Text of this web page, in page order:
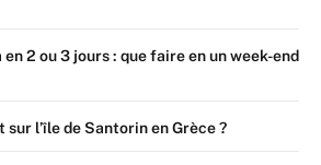
2 ou 3 jours : que faire en un week-end
sur l’île de Santorin en Grèce ?